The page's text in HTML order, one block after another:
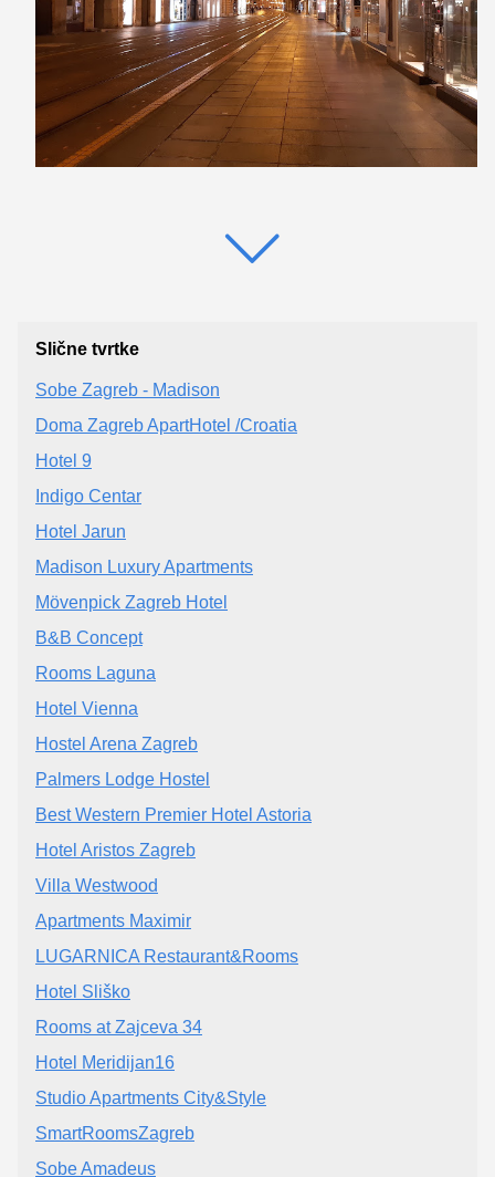
Slične tvrtke
Sobe Zagreb - Madison
Doma Zagreb ApartHotel /Croatia
Hotel 9
Indigo Centar
Hotel Jarun
Madison Luxury Apartments
Mövenpick Zagreb Hotel
B&B Concept
Rooms Laguna
Hotel Vienna
Hostel Arena Zagreb
Palmers Lodge Hostel
Best Western Premier Hotel Astoria
Hotel Aristos Zagreb
Villa Westwood
Apartments Maximir
LUGARNICA Restaurant&Rooms
Hotel Sliško
Rooms at Zajceva 34
Hotel Meridijan16
Studio Apartments City&Style
SmartRoomsZagreb
Sobe Amadeus